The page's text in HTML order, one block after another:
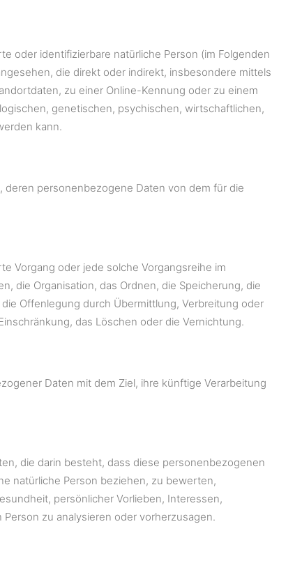
oder identifizierbare natürliche Person (im Folgenden
die direkt oder indirekt, insbesondere mittels
zu einer Online-Kennung oder zu einem
genetischen, psychischen, wirtschaftlichen,
kann.
personenbezogene Daten von dem für die
Vorgang oder jede solche Vorgangsreihe im
die Organisation, das Ordnen, die Speicherung, die
Offenlegung durch Übermittlung, Verbreitung oder
das Löschen oder die Vernichtung.
Daten mit dem Ziel, ihre künftige Verarbeitung
die darin besteht, dass diese personenbezogenen
natürliche Person beziehen, zu bewerten,
persönlicher Vorlieben, Interessen,
zu analysieren oder vorherzusagen.